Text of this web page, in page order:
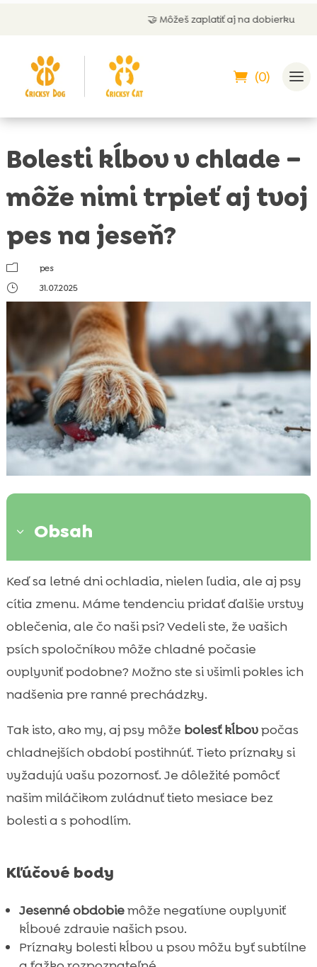
🤝 Môžeš zaplatiť aj na dobierku
(0)
Bolesti kĺbov v chlade –
môže nimi trpieť aj tvoj
pes na jeseň?
m
pes
}
31.07.2025
3 Obsah
 Prečo môže pes trpieť bolesťami kĺbov na
jeseň?
Identifikácia symptómov bolesti kĺbov u
Preventívne opatrenia pre zdravie kĺbov
počas chladných mesiacov
Najčastejšie príčiny bolesti kĺbov u psov v
Pes bolesť v chlade jeseň – ako môžeme
pomôcť
Fyzická aktivita a jej vplyv na kĺbové
zdravie psa
 Osobitné potreby seniorov na jeseň
kĺbov
Prírodné doplnky a ich úloha v zmiernení
bolesti kĺbov

Špeciálne rehabilitácie a terapie pre psov s
kĺbovými problémami

Keď sa letné dni ochladia, nielen ľudia, ale aj psy
cítia zmenu. Máme tendenciu pridať ďalšie vrstvy
oblečenia, ale čo naši psi? Vedeli ste, že vašich
psích spoločníkov môže chladné počasie
ovplyvniť podobne? Možno ste si všimli pokles ich
nadšenia pre ranné prechádzky.
Tak isto, ako my, aj psy môže bolesť kĺbovpočas
chladnejších období postihnúť. Tieto príznaky si
vyžadujú vašu pozornosť. Je dôležité pomôcť
našim miláčikom zvládnuť tieto mesiace bez
bolesti a s pohodlím.
Kľúčové body
Jesenné obdobiemôže negatívne ovplyvniť
kĺbové zdravie našich psov.
Príznaky bolesti kĺbov u psov môžu byť subtílne